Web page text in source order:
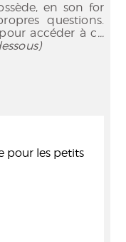
en son for
questions.
accéder à c...
pour les petits